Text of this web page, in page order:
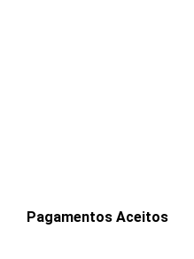
Pagamentos Aceitos